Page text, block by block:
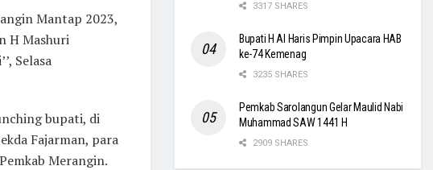
Mantap 2023,
H Mashuri
Selasa
bupati, di
Fajarman, para
Merangin.
3317 SHARES
Bupati H Al Haris Pimpin Upacara HAB
ke-74 Kemenag
3235 SHARES
Pemkab Sarolangun Gelar Maulid Nabi
Muhammad SAW 1441 H
2909 SHARES